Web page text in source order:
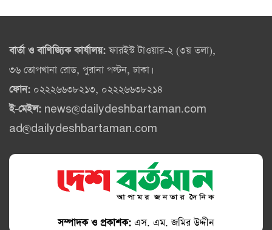
বার্তা ও বাণিজ্যিক কার্যালয়:ফারইস্ট টাওয়ার-২ (৩য় তলা),
৩৬ তোপখানা রোড, পুরানা পল্টন, ঢাকা।
ফোন: ০২২২৬৬৩৮২১৩, ০২২২৬৬৩৮২১৪
ই-মেইল: news@dailydeshbartaman.com
ad@dailydeshbartaman.com
সম্পাদক ও প্রকাশক: এস. এম. জমির উদ্দীন